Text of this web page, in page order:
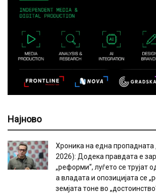
Најново
Хроника на една пропадната
2026): Додека правдата е
„реформи“, луѓето се трујат
а владата и опозицијата се
земјата тоне во